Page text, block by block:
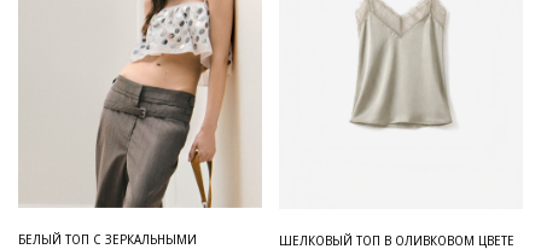
БЕЛЫЙ ТОП С ЗЕРКАЛЬНЫМИ
ШЕЛКОВЫЙ ТОП В ОЛИВКОВОМ ЦВЕТЕ